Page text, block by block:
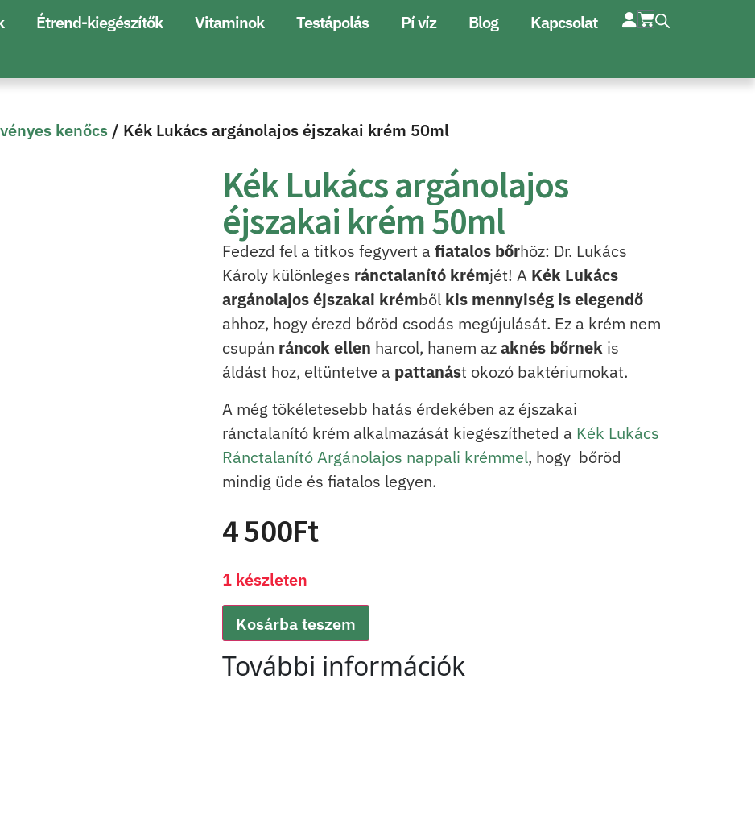
Étrend-kiegészítők Vitaminok Testápolás Pí víz Blog Kapcsolat
kenőcs / Kék Lukács argánolajos éjszakai krém 50ml
Kék Lukács argánolajos
éjszakai krém 50ml
Fedezd fel a titkos fegyvert a fiatalos bőrhöz: Dr. Lukács
Károly különleges ránctalanító krémjét! A Kék Lukács
argánolajos éjszakai krémből kis mennyiség is elegendő
ahhoz, hogy érezd bőröd csodás megújulását. Ez a krém nem
csupán ráncok ellen harcol, hanem azaknés bőrnek is
áldást hoz, eltüntetve a pattanást okozó baktériumokat.
A még tökéletesebb hatás érdekében az éjszakai
ránctalanító krém alkalmazását kiegészítheted a Kék Lukács
Ránctalanító Argánolajos nappali krémmel, hogy bőröd
mindig üde és fiatalos legyen.
4 500Ft
1 készleten
Kosárba teszem
További információk